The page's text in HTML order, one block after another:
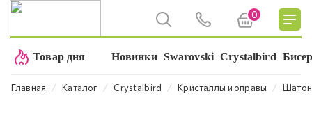
0
Товар дня Новинки Swarovski Crystalbird
Главная ⁄ Каталог ⁄ Crystalbird ⁄ Кристаллы и оправы ⁄